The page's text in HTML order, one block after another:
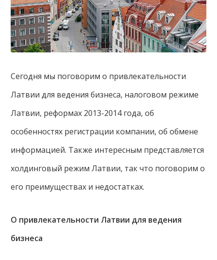
Сегодня мы поговорим о привлекательности
Латвии для ведения бизнеса, налоговом режиме
Латвии, реформах 2013-2014 года, об
особенностях регистрации компании, об обмене
информацией. Также интересным представляется
холдинговый режим Латвии, так что поговорим о
его преимуществах и недостатках.
О привлекательности Латвии для ведения
бизнеса